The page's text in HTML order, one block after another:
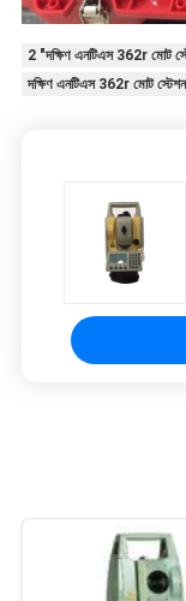
2 "দক্ষিণ এনটিএস 362r মোট
দক্ষিণ এনটিএস 362r মোট স্টেশন